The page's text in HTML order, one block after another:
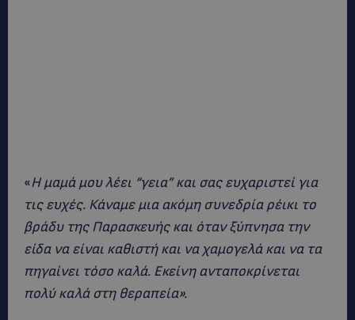
«Η μαμά μου λέει “γεια” και σας ευχαριστεί για
τις ευχές. Κάναμε μια ακόμη συνεδρία ρέικι το
βράδυ της Παρασκευής και όταν ξύπνησα την
είδα να είναι καθιστή και να χαμογελά και να τα
πηγαίνει τόσο καλά. Εκείνη ανταποκρίνεται
πολύ καλά στη θεραπεία».